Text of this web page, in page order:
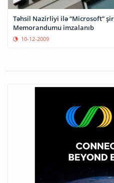
Təhsil Nazirliyi ilə “Microsoft”
Memorandumu imzalanıb
10-12-2009